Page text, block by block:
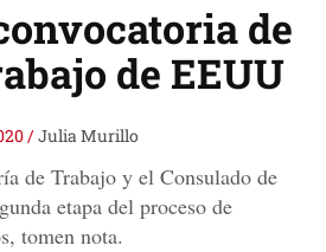
de
de EEUU
/Julia Murillo
de Trabajo y el Consulado de
etapa del proceso de
tomen nota.